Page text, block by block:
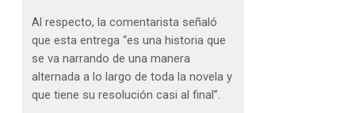
Al respecto, la comentarista señaló
que esta entrega “es una historia que
se va narrando de una manera
alternada a lo largo de toda la novela y
que tiene su resolución casi al final”.